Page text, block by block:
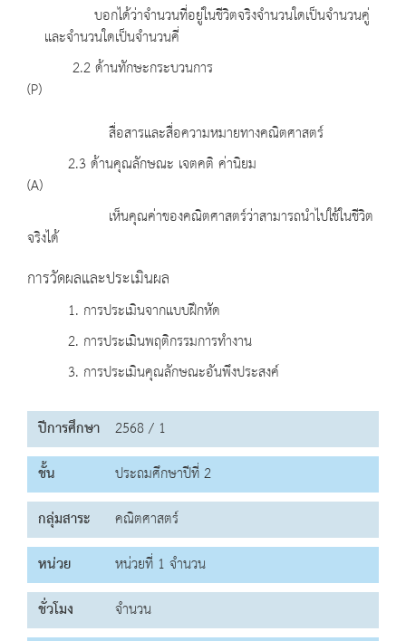
บอกได้ว่าจำนวนที่อยู่ในชีวิตจริงจำนวนใดเป็นจำนวนคู่
และจำนวนใดเป็นจำนวนคี่
2.2 ด้านทักษะกระบวนการ
(P)
สื่อสารและสื่อความหมายทางคณิตศาสตร์
2.3 ด้านคุณลักษณะ เจตคติ ค่านิยม
(A)
เห็นคุณค่าของคณิตศาสตร์ว่าสามารถนำไปใช้ในชีวิต
จริงได้
การวัดผลและประเมินผล
1. การประเมินจากแบบฝึกหัด
2. การประเมินพฤติกรรมการทำงาน
3. การประเมินคุณลักษณะอันพึงประสงค์
ปีการศึกษา 2568 / 1
ชั้น
ประถมศึกษาปีที่ 2
กลุ่มสาระ
คณิตศาสตร์
หน่วย
หน่วยที่ 1 จำนวน
ชั่วโมง
จำนวน